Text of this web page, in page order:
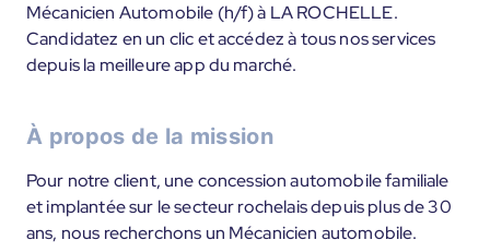
Mécanicien Automobile (h/f) à LA ROCHELLE.
Candidatez en un clic et accédez à tous nos services
depuis la meilleure app du marché.
À propos de la mission
Pour notre client, une concession automobile familiale
et implantée sur le secteur rochelais depuis plus de 30
ans, nous recherchons un Mécanicien automobile.